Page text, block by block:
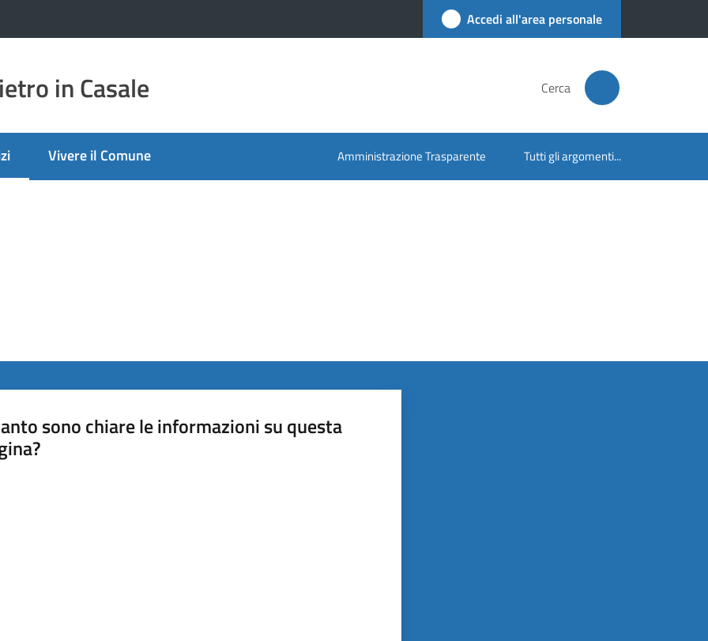
Accedi all'area personale
in Casale Cerca
selezionatoVivere il Comune Amministrazione Trasparente Tutti gli argomenti...
sono chiare le informazioni su questa